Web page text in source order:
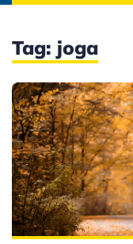
Tag: joga